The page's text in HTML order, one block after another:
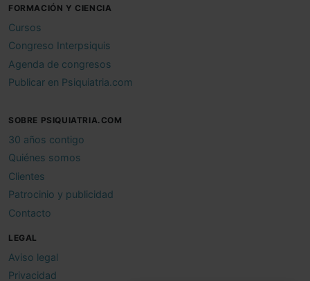
FORMACIÓN Y CIENCIA
Cursos
Congreso Interpsiquis
Agenda de congresos
Publicar en Psiquiatria.com
SOBRE PSIQUIATRIA.COM
30 años contigo
Quiénes somos
Clientes
Patrocinio y publicidad
Contacto
LEGAL
Aviso legal
Privacidad